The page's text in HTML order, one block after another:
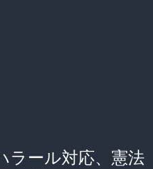
ラール対応、憲法